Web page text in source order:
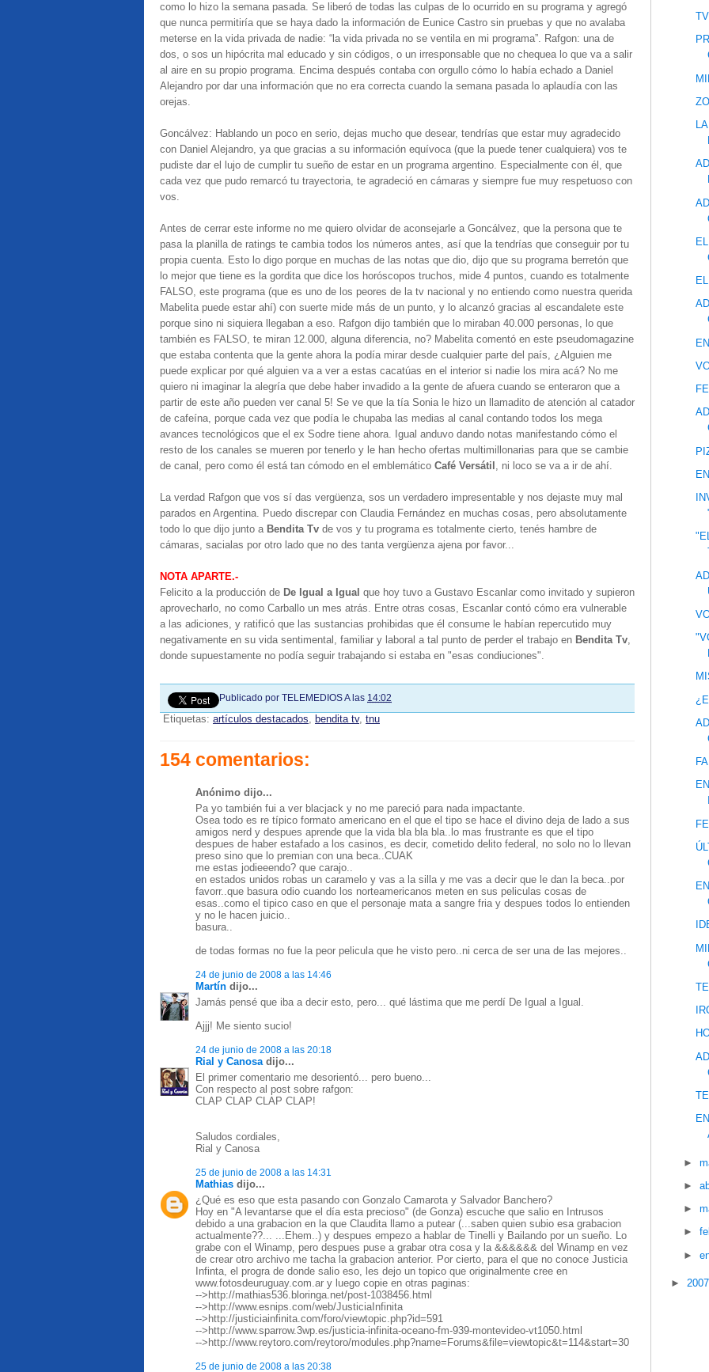
como lo hizo la semana pasada. Se liberó de todas las culpas de lo ocurrido en su programa y agregó
que nunca permitiría que se haya dado la información de Eunice Castro sin pruebas y que no avalaba
meterse en la vida privada de nadie: “la vida privada no se ventila en mi programa”. Rafgon: una de
dos, o sos un hipócrita mal educado y sin códigos, o un irresponsable que no chequea lo que va a salir
al aire en su propio programa. Encima después contaba con orgullo cómo lo había echado a Daniel
Alejandro por dar una información que no era correcta cuando la semana pasada lo aplaudía con las
orejas.
Goncálvez: Hablando un poco en serio, dejas mucho que desear, tendrías que estar muy agradecido
con Daniel Alejandro, ya que gracias a su información equívoca (que la puede tener cualquiera) vos te
pudiste dar el lujo de cumplir tu sueño de estar en un programa argentino. Especialmente con él, que
cada vez que pudo remarcó tu trayectoria, te agradeció en cámaras y siempre fue muy respetuoso con
vos.
Antes de cerrar este informe no me quiero olvidar de aconsejarle a Goncálvez, que la persona que te
pasa la planilla de ratings te cambia todos los números antes, así que la tendrías que conseguir por tu
propia cuenta. Esto lo digo porque en muchas de las notas que dio, dijo que su programa berretón que
lo mejor que tiene es la gordita que dice los horóscopos truchos, mide 4 puntos, cuando es totalmente
FALSO, este programa (que es uno de los peores de la tv nacional y no entiendo como nuestra querida
Mabelita puede estar ahí) con suerte mide más de un punto, y lo alcanzó gracias al escandalete este
porque sino ni siquiera llegaban a eso. Rafgon dijo también que lo miraban 40.000 personas, lo que
también es FALSO, te miran 12.000, alguna diferencia, no? Mabelita comentó en este pseudomagazine
que estaba contenta que la gente ahora la podía mirar desde cualquier parte del país, ¿Alguien me
puede explicar por qué alguien va a ver a estas cacatúas en el interior si nadie los mira acá? No me
quiero ni imaginar la alegría que debe haber invadido a la gente de afuera cuando se enteraron que a
partir de este año pueden ver canal 5! Se ve que la tía Sonia le hizo un llamadito de atención al catador
de cafeína, porque cada vez que podía le chupaba las medias al canal contando todos los mega
avances tecnológicos que el ex Sodre tiene ahora. Igual anduvo dando notas manifestando cómo el
resto de los canales se mueren por tenerlo y le han hecho ofertas multimillonarias para que se cambie
de canal, pero como él está tan cómodo en el emblemático Café Versátil , ni loco se va a ir de ahí.
La verdad Rafgon que vos sí das vergüenza, sos un verdadero impresentable y nos dejaste muy mal
parados en Argentina. Puedo discrepar con Claudia Fernández en muchas cosas, pero absolutamente
todo lo que dijo junto a Bendita Tv de vos y tu programa es totalmente cierto, tenés hambre de
cámaras, sacialas por otro lado que no des tanta vergüenza ajena por favor...
NOTA APARTE.-
Felicito a la producción de De Igual a Igual que hoy tuvo a Gustavo Escanlar como invitado y supieron
aprovecharlo, no como Carballo un mes atrás. Entre otras cosas, Escanlar contó cómo era vulnerable
a las adiciones, y ratificó que las sustancias prohibidas que él consume le habían repercutido muy
negativamente en su vida sentimental, familiar y laboral a tal punto de perder el trabajo en Bendita Tv,
donde supuestamente no podía seguir trabajando si estaba en "esas condiuciones".
Publicado por TELEMEDIOSA las 14:02
Etiquetas: artículos destacados, bendita tv, tnu
154 comentarios:
Anónimo dijo...
Pa yo también fui a ver blacjack y no me pareció para nada impactante.
Osea todo es re típico formato americano en el que el tipo se hace el divino deja de lado a sus
amigos nerd y despues aprende que la vida bla bla bla..lo mas frustrante es que el tipo
despues de haber estafado a los casinos, es decir, cometido delito federal, no solo no lo llevan
preso sino que lo premian con una beca..CUAK
me estas jodieeendo? que carajo..
en estados unidos robas un caramelo y vas a la silla y me vas a decir que le dan la beca..por
favorr..que basura odio cuando los norteamericanos meten en sus peliculas cosas de
esas..como el tipico caso en que el personaje mata a sangre fria y despues todos lo entienden
y no le hacen juicio..
basura..
de todas formas no fue la peor pelicula que he visto pero..ni cerca de ser una de las mejores..
24 de junio de 2008 a las 14:46
Martín dijo...
Jamás pensé que iba a decir esto, pero... qué lástima que me perdí De Igual a Igual.
Ajjj! Me siento sucio!
24 de junio de 2008 a las 20:18
Rial y Canosadijo...
El primer comentario me desorientó... pero bueno...
Con respecto al post sobre rafgon:
CLAP CLAP CLAP CLAP!
Saludos cordiales,
Rial y Canosa
25 de junio de 2008 a las 14:31
Mathias dijo...
¿Qué es eso que esta pasando con Gonzalo Camarota y Salvador Banchero?
Hoy en "A levantarse que el día esta precioso" (de Gonza) escuche que salio en Intrusos
debido a una grabacion en la que Claudita llamo a putear (...saben quien subio esa grabacion
actualmente??... ...Ehem..) y despues empezo a hablar de Tinelli y Bailando por un sueño. Lo
grabe con el Winamp, pero despues puse a grabar otra cosa y la &&&&&& del Winamp en vez
de crear otro archivo me tacha la grabacion anterior. Por cierto, para el que no conoce Justicia
Infinta, el progra de donde salio eso, les dejo un topico que originalmente cree en
www.fotosdeuruguay.com.ar y luego copie en otras paginas:
-->http://mathias536.bloringa.net/post-1038456.html
-->http://www.esnips.com/web/JusticiaInfinita
-->http://justiciainfinita.com/foro/viewtopic.php?id=591
-->http://www.sparrow.3wp.es/justicia-infinita-oceano-fm-939-montevideo-vt1050.html
-->http://www.reytoro.com/reytoro/modules.php?name=Forums&file=viewtopic&t=114&start=30
25 de junio de 2008 a las 20:38
►
►
►
►
►
►